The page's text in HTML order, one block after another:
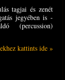
tagjai és zenét
jegyében is -
(percussion)
kattints ide »